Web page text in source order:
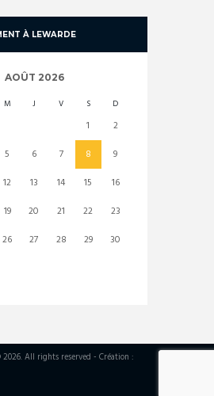
À LEWARDE
AOÛT 2026
M J V S D
1
2
5 6 7 8
9
12 13 14 15
16
19 20 21 22
23
26 27 28 29
30
All rights reserved - Création :